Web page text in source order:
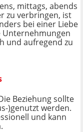
mittags, abends
zu verbringen, ist
bei einer Liebe
und aufregend zu
Beziehung sollte
)genutzt werden.
und kann